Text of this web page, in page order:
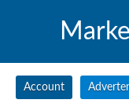
Account